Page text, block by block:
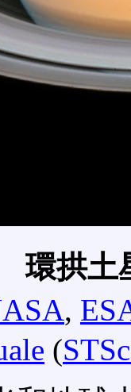
環拱土
,
(